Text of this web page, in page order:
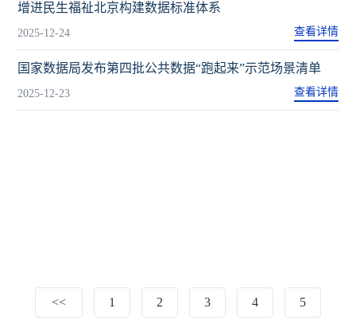
增进民生福祉北京构建数据标准体系
2025-12-24 查看详情
国家数据局发布第四批公共数据“跑起来”示范场景清单
2025-12-23 查看详情
<< 1 2 3 4 5